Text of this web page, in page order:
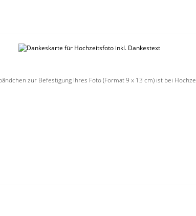
zur Befestigung Ihres Foto (Format 9 x 13 cm) ist bei